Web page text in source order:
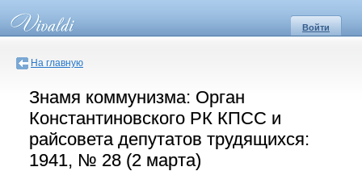
Войти
На главную
Знамя коммунизма: Орган
Константиновского РК КПСС и
райсовета депутатов трудящихся:
1941, № 28 (2 марта)